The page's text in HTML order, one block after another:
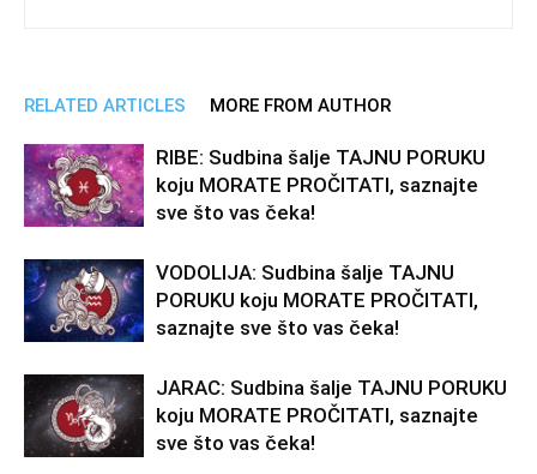
RELATED ARTICLES MORE FROM AUTHOR
RIBE: Sudbina šalje TAJNU PORUKU
koju MORATE PROČITATI, saznajte
sve što vas čeka!
VODOLIJA: Sudbina šalje TAJNU
PORUKU koju MORATE PROČITATI,
saznajte sve što vas čeka!
JARAC: Sudbina šalje TAJNU PORUKU
koju MORATE PROČITATI, saznajte
sve što vas čeka!